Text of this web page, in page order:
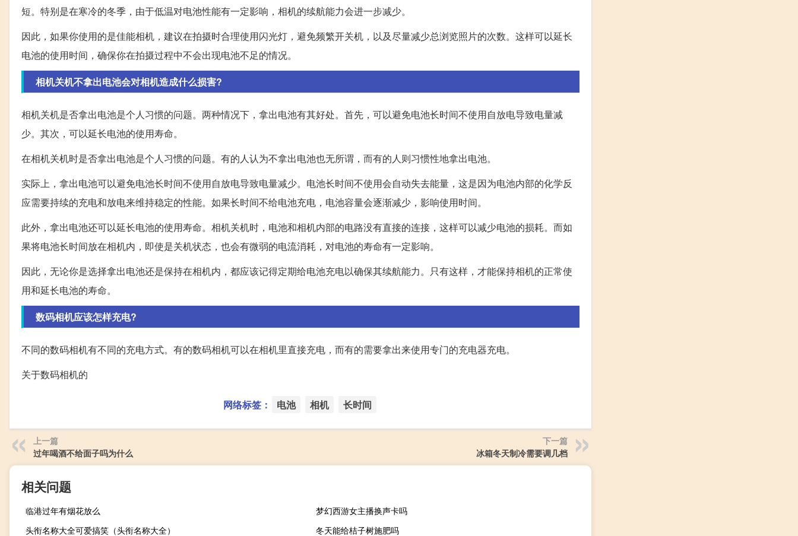
短。特别是在寒冷的冬季，由于低温对电池性能有一定影响，相机的续航能力会进一步减少。
因此，如果你使用的是佳能相机，建议在拍摄时合理使用闪光灯，避免频繁开关机，以及尽量减少总浏览照片的次数。这样可以延长
电池的使用时间，确保你在拍摄过程中不会出现电池不足的情况。
相机关机不拿出电池会对相机造成什么损害?
相机关机是否拿出电池是个人习惯的问题。两种情况下，拿出电池有其好处。首先，可以避免电池长时间不使用自放电导致电量减
少。其次，可以延长电池的使用寿命。
在相机关机时是否拿出电池是个人习惯的问题。有的人认为不拿出电池也无所谓，而有的人则习惯性地拿出电池。
实际上，拿出电池可以避免电池长时间不使用自放电导致电量减少。电池长时间不使用会自动失去能量，这是因为电池内部的化学反
应需要持续的充电和放电来维持稳定的性能。如果长时间不给电池充电，电池容量会逐渐减少，影响使用时间。
此外，拿出电池还可以延长电池的使用寿命。相机关机时，电池和相机内部的电路没有直接的连接，这样可以减少电池的损耗。而如
果将电池长时间放在相机内，即使是关机状态，也会有微弱的电流消耗，对电池的寿命有一定影响。
因此，无论你是选择拿出电池还是保持在相机内，都应该记得定期给电池充电以确保其续航能力。只有这样，才能保持相机的正常使
用和延长电池的寿命。
数码相机应该怎样充电?
不同的数码相机有不同的充电方式。有的数码相机可以在相机里直接充电，而有的需要拿出来使用专门的充电器充电。
关于数码相机的
网络标签： 电池 相机 长时间
上一篇
过年喝酒不给面子吗为什么
下一篇
冰箱冬天制冷需要调几档
相关问题
临港过年有烟花放么
梦幻西游女主播换声卡吗
头衔名称大全可爱搞笑（头衔名称大全）
冬天能给桔子树施肥吗